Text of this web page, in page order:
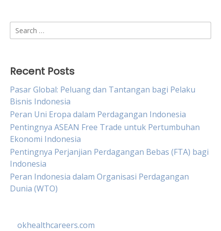
Search
for:
Recent Posts
Pasar Global: Peluang dan Tantangan bagi Pelaku
Bisnis Indonesia
Peran Uni Eropa dalam Perdagangan Indonesia
Pentingnya ASEAN Free Trade untuk Pertumbuhan
Ekonomi Indonesia
Pentingnya Perjanjian Perdagangan Bebas (FTA) bagi
Indonesia
Peran Indonesia dalam Organisasi Perdagangan
Dunia (WTO)
okhealthcareers.com